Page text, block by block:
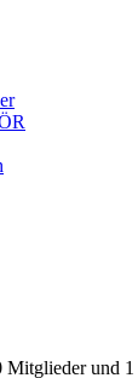
Mitglieder und 1